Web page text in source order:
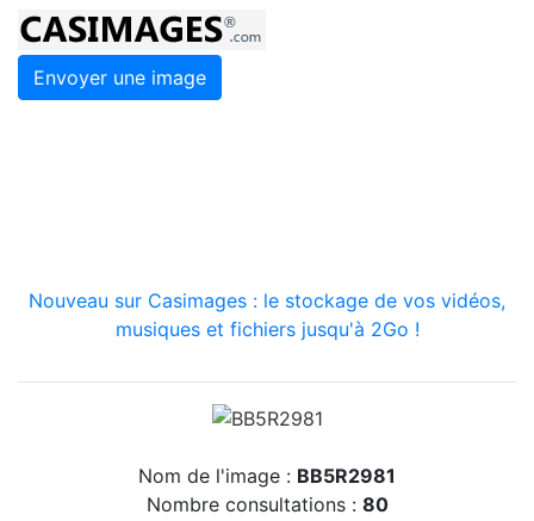
Envoyer une image
Nouveau sur Casimages : le stockage de vos vidéos,
musiques et fichiers jusqu'à 2Go !
Nom de l'image : BB5R2981
Nombre consultations : 80